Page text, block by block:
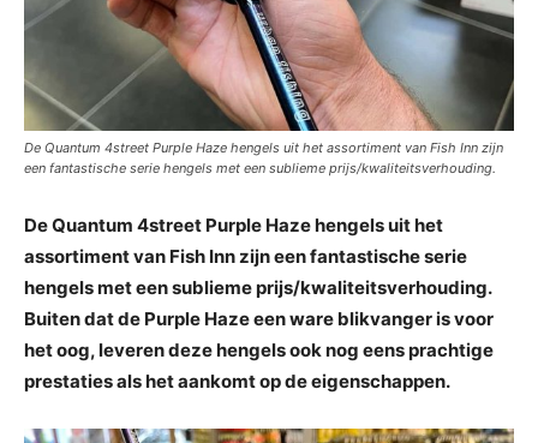
De Quantum 4street Purple Haze hengels uit het assortiment van Fish Inn zijn
een fantastische serie hengels met een sublieme prijs/kwaliteitsverhouding.
De Quantum 4street Purple Haze hengels uit het
assortiment van Fish Inn zijn een fantastische serie
hengels met een sublieme prijs/kwaliteitsverhouding.
Buiten dat de Purple Haze een ware blikvanger is voor
het oog, leveren deze hengels ook nog eens prachtige
prestaties als het aankomt op de eigenschappen.